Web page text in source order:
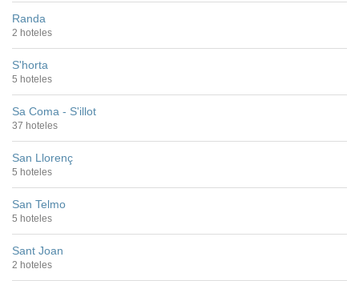
Randa
2 hoteles
S'horta
5 hoteles
Sa Coma - S'illot
37 hoteles
San Llorenç
5 hoteles
San Telmo
5 hoteles
Sant Joan
2 hoteles